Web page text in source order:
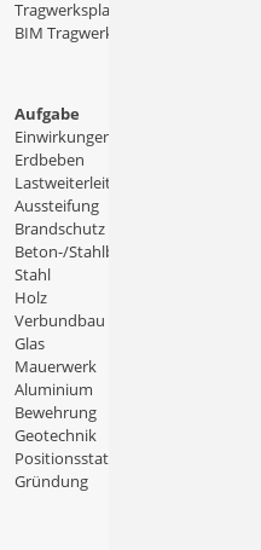
Tragwerksplanung
BIM Tragwerksplanung
Aufgabe
Einwirkungen
Erdbeben
Lastweiterleitung
Aussteifung
Brandschutz
Beton-/Stahlbeton
Stahl
Holz
Verbundbau
Glas
Mauerwerk
Aluminium
Bewehrung
Geotechnik
Positionsstatik
Gründung